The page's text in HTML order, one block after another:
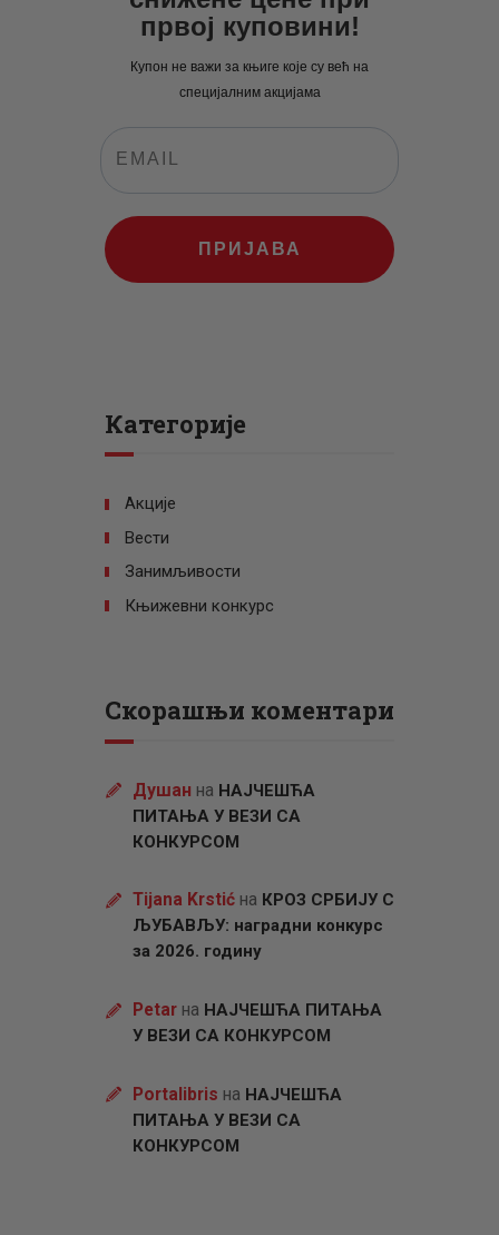
првој куповини!
Купон не важи за књиге које су већ на
специјалним акцијама
ПРИЈАВА
Категорије
Акције
Вести
Занимљивости
Књижевни конкурс
Скорашњи коментари
Душан на НАЈЧЕШЋА
ПИТАЊА У ВЕЗИ СА
КОНКУРСОМ
Tijana Krstićна КРОЗ СРБИЈУ С
ЉУБАВЉУ: наградни конкурс
за 2026. годину
Petarна НАЈЧЕШЋА ПИТАЊА
У ВЕЗИ СА КОНКУРСОМ
Portalibris на НАЈЧЕШЋА
ПИТАЊА У ВЕЗИ СА
КОНКУРСОМ